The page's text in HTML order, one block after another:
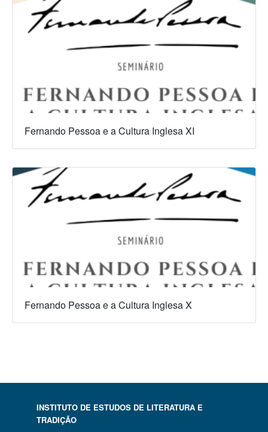
Fernando Pessoa e a Cultura Inglesa XI
Fernando Pessoa e a Cultura Inglesa X
INSTITUTO DE ESTUDOS DE LITERATURA E
TRADIÇÃO